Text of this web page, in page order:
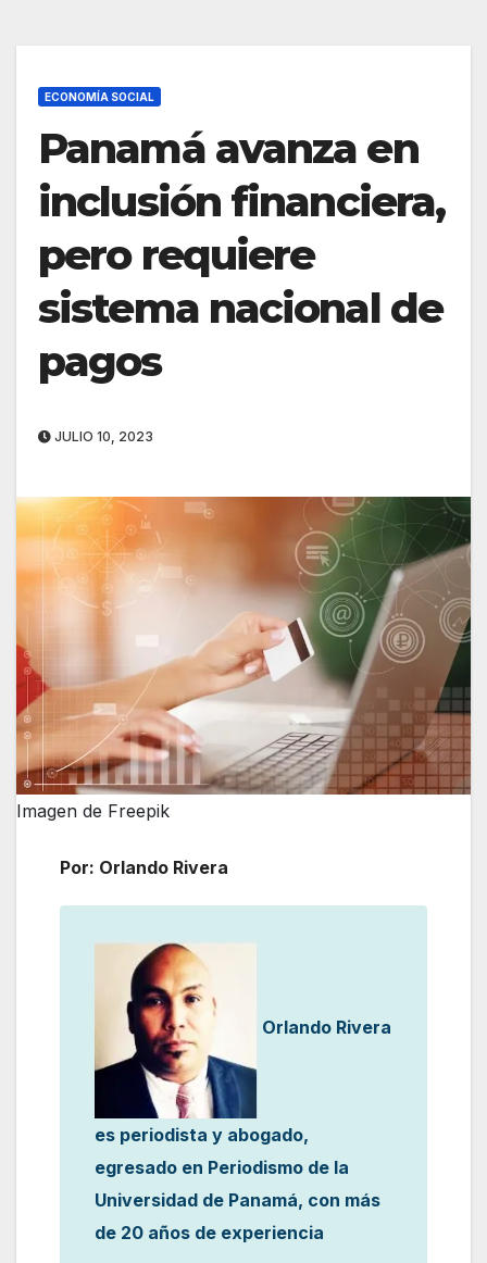
ECONOMÍA SOCIAL
Panamá avanza en
inclusión financiera,
pero requiere
sistema nacional de
pagos
JULIO 10, 2023
Imagen de Freepik
Por: Orlando Rivera
Orlando Rivera
es periodista y abogado,
egresado en Periodismo de la
Universidad de Panamá, con más
de 20 años de experiencia